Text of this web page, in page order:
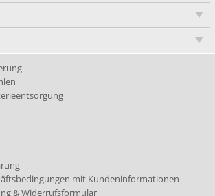
mit Kundeninformationen
& Widerrufsformular